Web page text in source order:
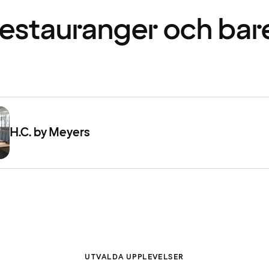
och
H.C. by Meyers
UTVALDA UPPLEVELSER